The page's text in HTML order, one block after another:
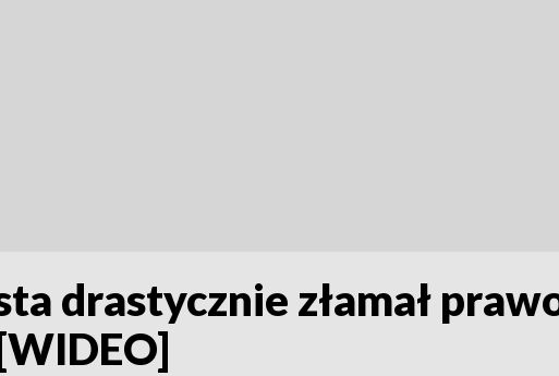
drastycznie złamał